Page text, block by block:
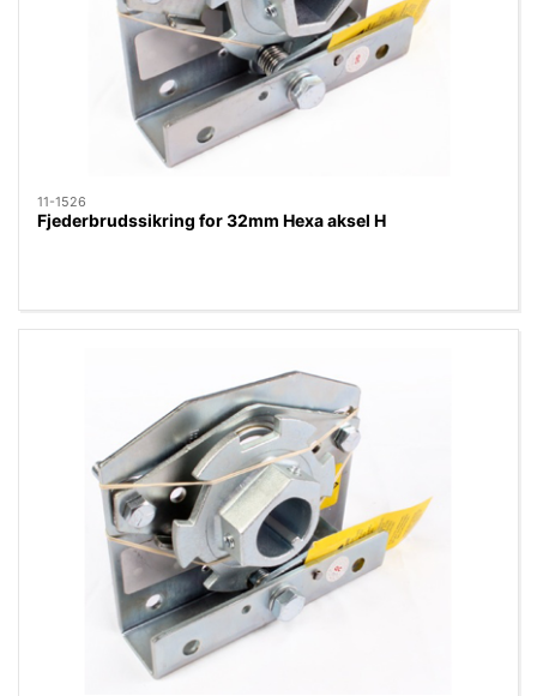
11-1526
Fjederbrudssikring for 32mm Hexa aksel H